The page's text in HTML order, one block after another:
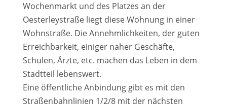
Wochenmarkt und des Platzes an der
Oesterleystraße liegt diese Wohnung in einer
Wohnstraße. Die Annehmlichkeiten, der guten
Erreichbarkeit, einiger naher Geschäfte,
Schulen, Ärzte, etc. machen das Leben in dem
Stadtteil lebenswert.
Eine öffentliche Anbindung gibt es mit den
Straßenbahnlinien 1/2/8 mit der nächsten